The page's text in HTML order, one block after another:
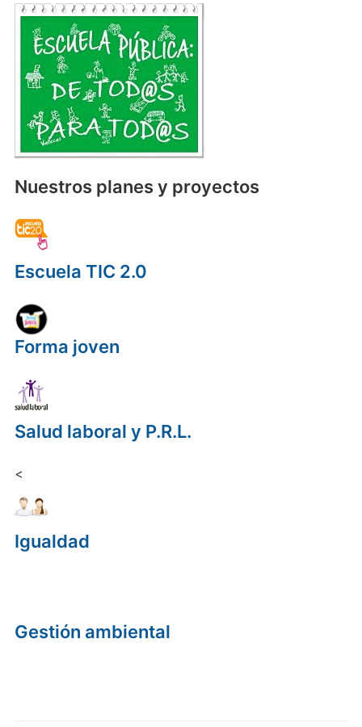
Nuestros planes y proyectos
Escuela TIC 2.0
Forma joven
Salud laboral y P.R.L.
<
Igualdad
Gestión ambiental